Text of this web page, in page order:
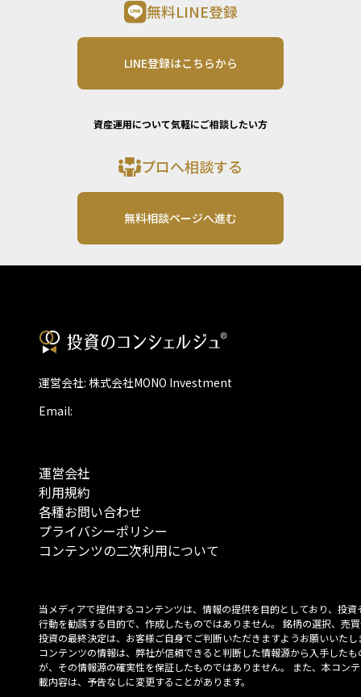
無料LINE登録
LINE登録はこちらから
資産運用について気軽にご相談したい方
プロへ相談する
無料相談ページへ進む
運営会社: 株式会社MONO Investment
Email:
運営会社
利用規約
各種お問い合わせ
プライバシーポリシー
コンテンツの二次利用について
当メディアで提供するコンテンツは、情報の提供を目的としており、投資
行動を勧誘する目的で、作成したものではありません。 銘柄の選択、売
投資の最終決定は、お客様ご自身でご判断いただきますようお願いいたし
コンテンツの情報は、弊社が信頼できると判断した情報源から入手したも
が、その情報源の確実性を保証したものではありません。 また、本コン
載内容は、予告なしに変更することがあります。